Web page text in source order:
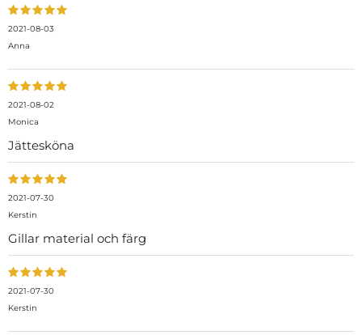
2021-08-03
Anna
2021-08-02
Monica
Jättesköna
2021-07-30
Kerstin
Gillar material och färg
2021-07-30
Kerstin